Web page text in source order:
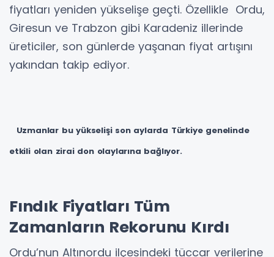
fiyatları yeniden yükselişe geçti. Özellikle Ordu,
Giresun ve Trabzon gibi Karadeniz illerinde
üreticiler, son günlerde yaşanan fiyat artışını
yakından takip ediyor.
Uzmanlar bu yükselişi son aylarda Türkiye genelinde
etkili olan zirai don olaylarına bağlıyor.
Fındık Fiyatları Tüm
Zamanların Rekorunu Kırdı
Ordu’nun Altınordu ilçesindeki tüccar verilerine